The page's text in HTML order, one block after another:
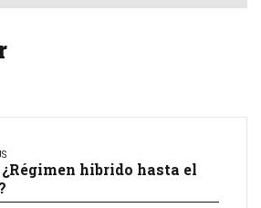
¿Régimen hibrido hasta el